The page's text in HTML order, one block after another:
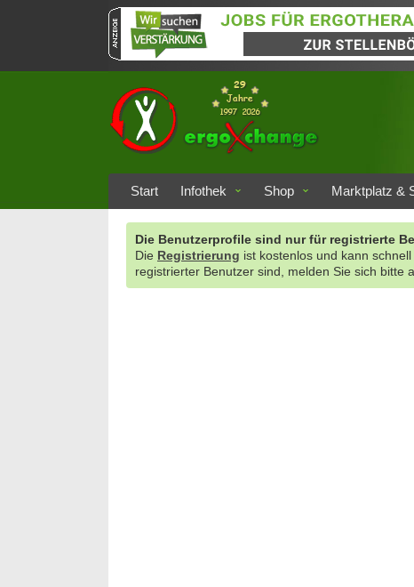
Start Infothek Shop Marktplatz &
Die Benutzerprofile sind nur für registrierte
Die Registrierung ist kostenlos und kann
registrierter Benutzer sind, melden Sie sich bitte